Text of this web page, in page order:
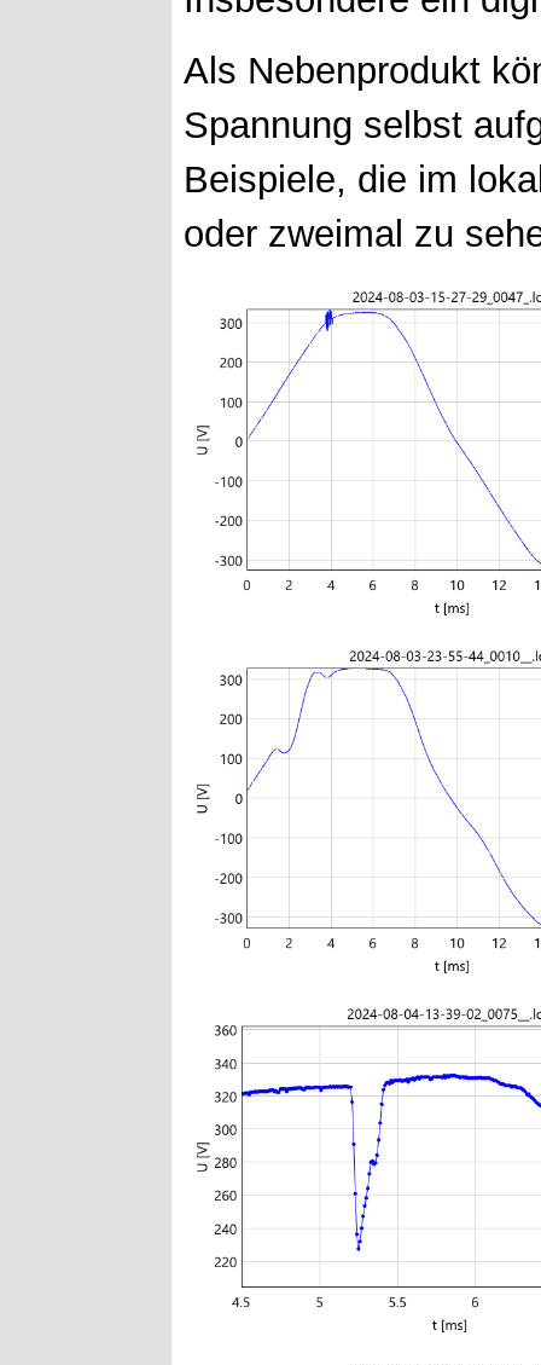
Als Nebenprodukt
Spannung selbst
Beispiele, die im
oder zweimal zu